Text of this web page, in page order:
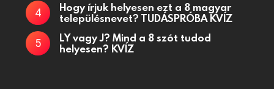
Hogy írjuk helyesen ezt a 8 magyar
településnevet? TUDÁSPRÓBA KVÍZ
LY vagy J? Mind a 8 szót tudod
helyesen? KVÍZ